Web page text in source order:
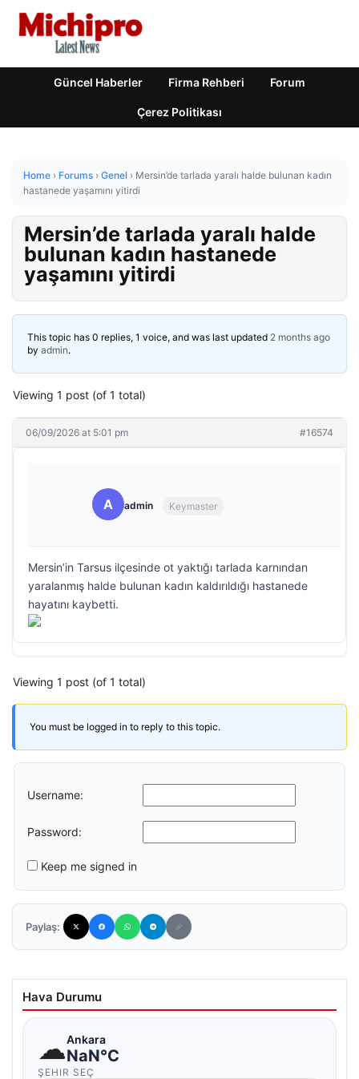
Güncel Haberler Firma Rehberi Forum
Çerez Politikası
Home › Forums › Genel › Mersin’de tarlada yaralı halde bulunan kadın
hastanede yaşamını yitirdi
Mersin’de tarlada yaralı halde
bulunan kadın hastanede
yaşamını yitirdi
This topic has 0 replies, 1 voice, and was last updated 2 months ago
by admin.
Viewing 1 post (of 1 total)
06/09/2026 at 5:01 pm #16574
A admin Keymaster
Mersin’in Tarsus ilçesinde ot yaktığı tarlada karnından
yaralanmış halde bulunan kadın kaldırıldığı hastanede
hayatını kaybetti.
Viewing 1 post (of 1 total)
You must be logged in to reply to this topic.
Username:
Password:
Keep me signed in
Paylaş:
Hava Durumu
☁Ankara
NaN°C
ŞEHIR SEÇ